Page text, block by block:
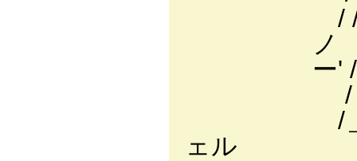
/ / / / /
ノ i /
ー' / / i
/ / .
/＿／/ /
ェル